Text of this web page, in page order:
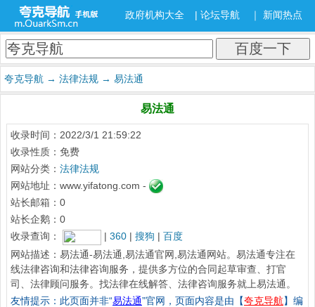
政府机构大全 | 论坛导航 ｜ 新闻热点
夸克导航 → 法律法规 → 易法通
易法通
收录时间：2022/3/1 21:59:22
收录性质：免费
网站分类： 法律法规
网站地址：www.yifatong.com -
站长邮箱：0
站长企鹅：0
收录查询：
| 360 | 搜狗 | 百度
网站描述： 易法通-易法通,易法通官网,易法通网站。易法通专注在
线法律咨询和法律咨询服务，提供多方位的合同起草审查、打官
司、法律顾问服务。找法律在线解答、法律咨询服务就上易法通。
友情提示：此页面并非“易法通”官网，页面内容是由【夸克导航】编